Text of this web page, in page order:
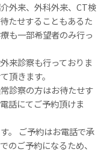
外来、外科外来、CT検
たせすることもあるた
も一部希望者のみ行っ
来診察も行っておりま
頂きます。
診察の方はお待たせす
話にてご予約頂けま
。 ご予約はお電話で承
のご予約になるため、